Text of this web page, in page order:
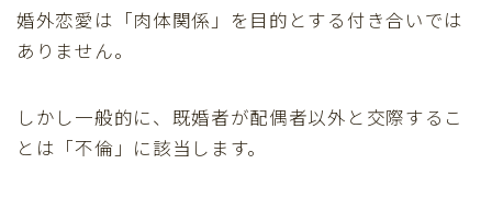
婚外恋愛は「肉体関係」を目的とする付き合いでは
ありません。
しかし一般的に、既婚者が配偶者以外と交際するこ
とは「不倫」に該当します。